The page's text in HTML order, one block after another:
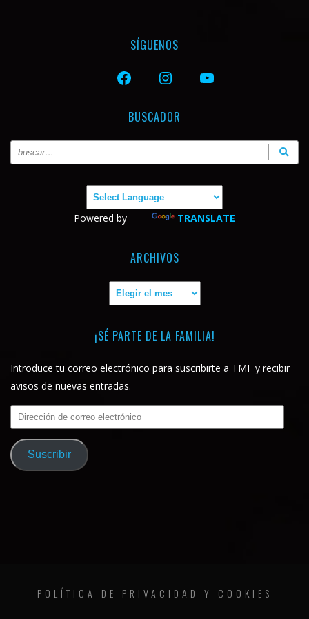
SÍGUENOS
FACEBOOKINSTAGRAMYOUTUBE
BUSCADOR
Powered by TRANSLATE
ARCHIVOS
Archivos
¡SÉ PARTE DE LA FAMILIA!
Introduce tu correo electrónico para suscribirte a TMF y recibir
avisos de nuevas entradas.
Dirección
de
correo
electrónico
Suscribir
POLÍTICA DE PRIVACIDAD Y COOKIES